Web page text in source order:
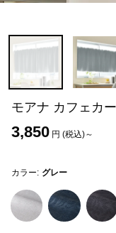
モアナ カフェカ
3,850 円 (税込)～
カラー: グレー